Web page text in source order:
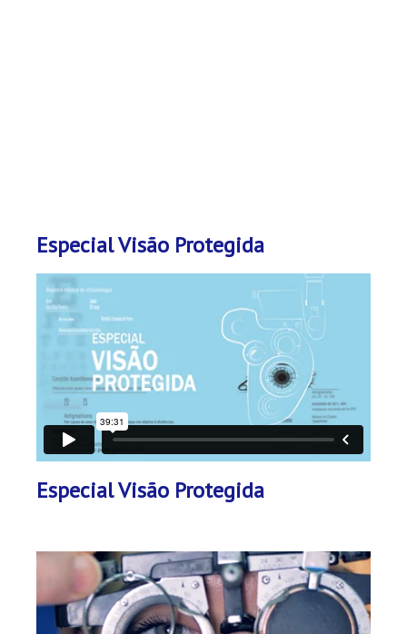
Especial Visão Protegida
Especial Visão Protegida